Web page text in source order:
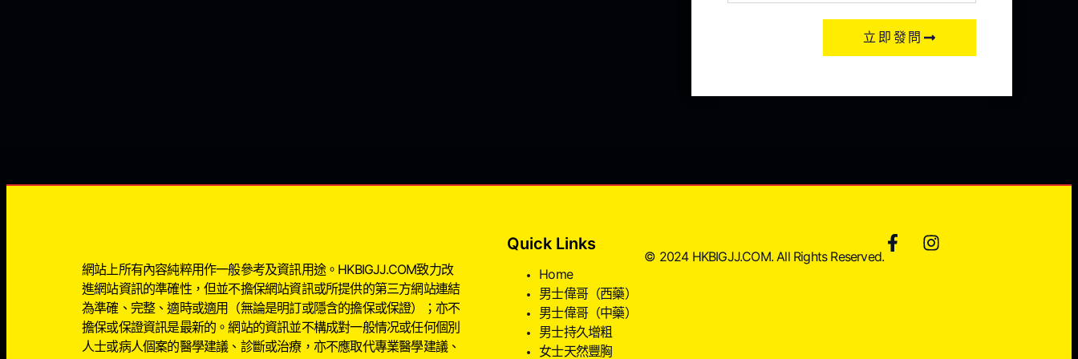
立即發問
網站上所有內容純粹用作一般參考及資訊用途。HKBIGJJ.COM致力改
進網站資訊的準確性，但並不擔保網站資訊或所提供的第三方網站連結
為準確、完整、適時或適用（無論是明訂或隱含的擔保或保證）；亦不
擔保或保證資訊是最新的。網站的資訊並不構成對一般情况或任何個別
人士或病人個案的醫學建議、診斷或治療，亦不應取代專業醫學建議、
Quick Links
Home
男士偉哥（西藥）
男士偉哥（中藥）
男士持久增粗
女士天然豐胸
© 2024 HKBIGJJ.COM. All Rights Reserved.